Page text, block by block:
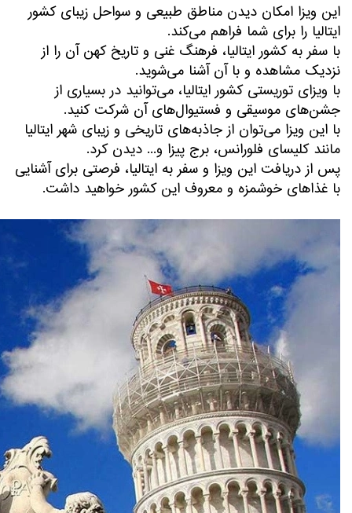
این ویزا امکان دیدن مناطق طبیعی و سواحل زیبای کشور
ایتالیا را برای شما فراهم می‌کند.
با سفر به کشور ایتالیا، فرهنگ غنی و تاریخ کهن آن را از
نزدیک مشاهده و با آن آشنا می‌شوید.
با ویزای توریستی کشور ایتالیا، می‌توانید در بسیاری از
جشن‌های موسیقی و فستیوال‌های آن شرکت کنید.
با این ویزا می‌توان از جاذبه‌های تاریخی و زیبای شهر ایتالیا
مانند کلیسای فلورانس، برج پیزا و... دیدن کرد.
پس از دریافت این ویزا و سفر به ایتالیا، فرصتی برای آشنایی
با غذاهای خوشمزه و معروف این کشور خواهید داشت.